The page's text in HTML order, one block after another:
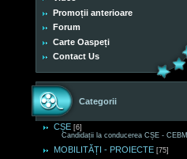
Promoții anterioare
Forum
Carte Oaspeți
Contact Us
Categorii
CȘE [6]
Candidații la conducerea CȘE - CEBM
MOBILITĂȚI - PROIECTE [75]